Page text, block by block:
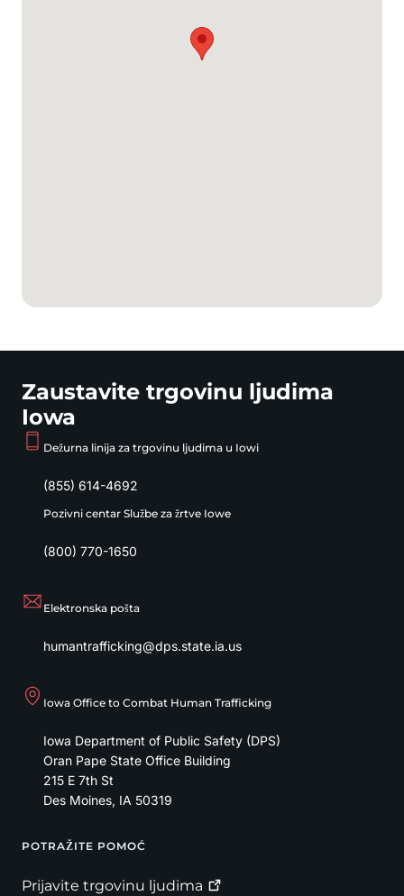
Zaustavite trgovinu ljudima
Iowa
Dežurna linija za trgovinu ljudima u Iowi
(855) 614-4692
Pozivni centar Službe za žrtve Iowe
(800) 770-1650
Elektronska pošta
humantrafficking@dps.state.ia.us
Iowa Office to Combat Human Trafficking
Iowa Department of Public Safety (DPS)
Oran Pape State Office Building
215 E 7th St
Des Moines, IA 50319
Footer
POTRAŽITE POMOĆ
Prijavite trgovinu ljudima